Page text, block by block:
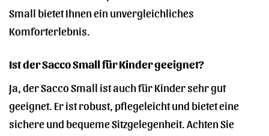
Small bietet Ihnen ein unvergleichliches
Komforterlebnis.
Ist der Sacco Small für Kinder geeignet?
Ja, der Sacco Small ist auch für Kinder sehr gut
geeignet. Er ist robust, pflegeleicht und bietet eine
sichere und bequeme Sitzgelegenheit. Achten Sie